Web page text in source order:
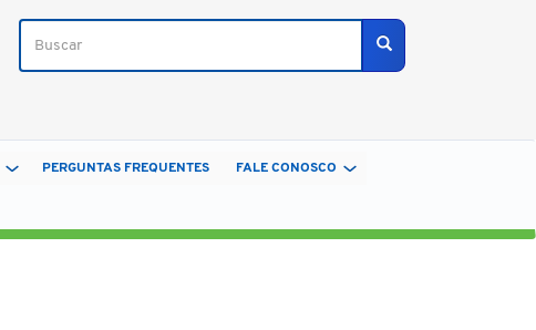
Buscar
PERGUNTAS FREQUENTES FALE CONOSCO